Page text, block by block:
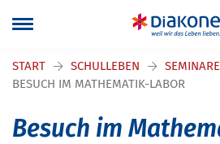
START SCHULLEBEN
SEMINARE
BESUCH IM MATHEMATIK-LABOR
Besuch im